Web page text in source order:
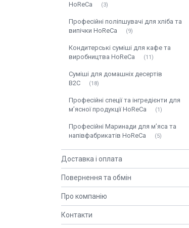
HoReCa
3
Професійні поліпшувачі для хліба та
випічки HoReCa
9
Кондитерські суміші для кафе та
виробництва HoReCa
11
Суміші для домашніх десертів
B2C
18
Професійні спеції та інгредієнти для
м’ясної продукції HoReCa
1
Професійні Маринади для м’яса та
напівфабрикатів HoReCa
5
Доставка і оплата
Повернення та обмін
Про компанію
Контакти